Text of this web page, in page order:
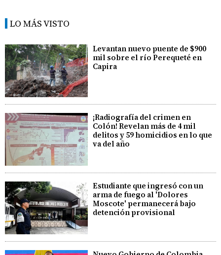
LO MÁS VISTO
Levantan nuevo puente de $900
mil sobre el río Perequeté en
Capira
¡Radiografía del crimen en
Colón! Revelan más de 4 mil
delitos y 59 homicidios en lo que
va del año
Estudiante que ingresó con un
arma de fuego al 'Dolores
Moscote' permanecerá bajo
detención provisional